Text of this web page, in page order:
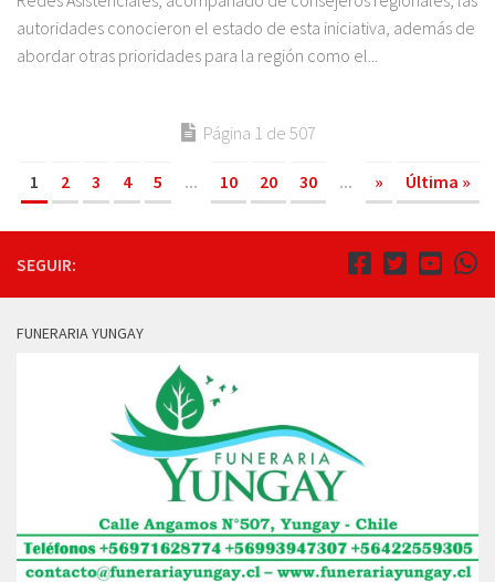
autoridades conocieron el estado de esta iniciativa, además de
abordar otras prioridades para la región como el...
Página 1 de 507
1 2 3 4 5 ... 10 20 30 ... » Última »
SEGUIR:
FUNERARIA YUNGAY